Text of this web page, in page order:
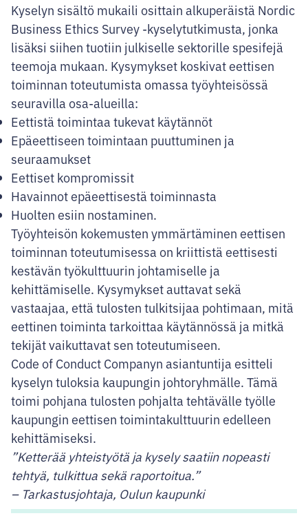
Kyselyn sisältö mukaili osittain alkuperäistä Nordic
Business Ethics Survey -kyselytutkimusta, jonka
lisäksi siihen tuotiin julkiselle sektorille spesifejä
teemoja mukaan. Kysymykset koskivat eettisen
toiminnan toteutumista omassa työyhteisössä
seuravilla osa-alueilla:
Eettistä toimintaa tukevat käytännöt
Epäeettiseen toimintaan puuttuminen ja
seuraamukset
Eettiset kompromissit
Havainnot epäeettisestä toiminnasta
Huolten esiin nostaminen.
Työyhteisön kokemusten ymmärtäminen eettisen
toiminnan toteutumisessa on kriittistä eettisesti
kestävän työkulttuurin johtamiselle ja
kehittämiselle. Kysymykset auttavat sekä
vastaajaa, että tulosten tulkitsijaa pohtimaan, mitä
eettinen toiminta tarkoittaa käytännössä ja mitkä
tekijät vaikuttavat sen toteutumiseen.
Code of Conduct Companyn asiantuntija esitteli
kyselyn tuloksia kaupungin johtoryhmälle. Tämä
toimi pohjana tulosten pohjalta tehtävälle työlle
kaupungin eettisen toimintakulttuurin edelleen
kehittämiseksi.
”Ketterää yhteistyötä ja kysely saatiin nopeasti
tehtyä, tulkittua sekä raportoitua.”
– Tarkastusjohtaja, Oulun kaupunki